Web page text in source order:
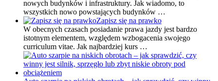
nowych budynków i infrastruktury. Jak wiadomo, to
wszystkich nowo powstających budynków …
Zapisz się na prawko
W obecnych czasach posiadanie prawa jazdy jest bardzo
istotnym elementem, względem wzbogacenia swojego
curriculum vitae. Jak najbardziej kurs …